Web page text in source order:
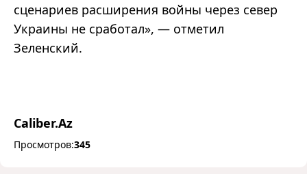
сценариев расширения войны через север
Украины не сработал», — отметил
Зеленский.
Caliber.Az
Просмотров:345